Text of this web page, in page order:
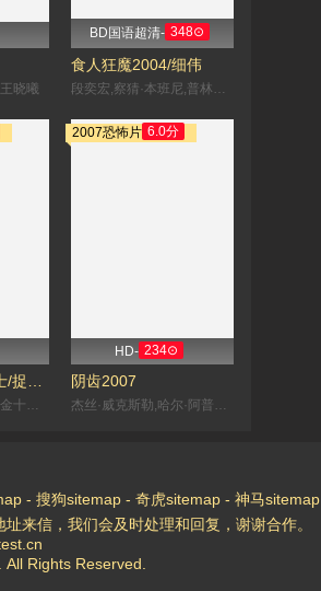
晓曦
BD国语超清- 348⊙
食人狂魔2004/细伟
段奕宏,察猜·本班尼,普林西尼·拉塔娜索菲,张少华
林正英,沈威,罗慧娟,金十二,李辉,陈志文,陈龙,楼南光
2007恐怖片 6.0分
HD- 234⊙
阴齿2007
杰丝·威克斯勒,哈尔·阿普尔曼,乔什·帕斯,林尼·冯·多伦
- 搜狗sitemap- 奇虎sitemap- 神马sitemap
来信，我们会及时处理和回复，谢谢合作。
All Rights Reserved.